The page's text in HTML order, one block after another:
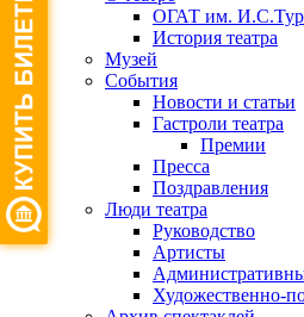
ОГАТ им.
История театра
Музей
События
Новости и статьи
Гастроли театра
Премии
Пресса
Поздравления
Люди театра
Руководство
Артисты
Художественно-